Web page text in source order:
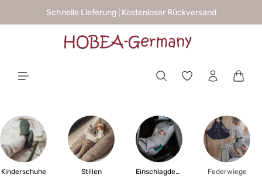
springenSchnelle Lieferung | Kostenloser Rückversand
Kinderschuhe Stillen Einschlagdecken Federwiege